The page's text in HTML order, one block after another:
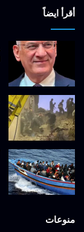
أقرأ ايضاً
منوعات